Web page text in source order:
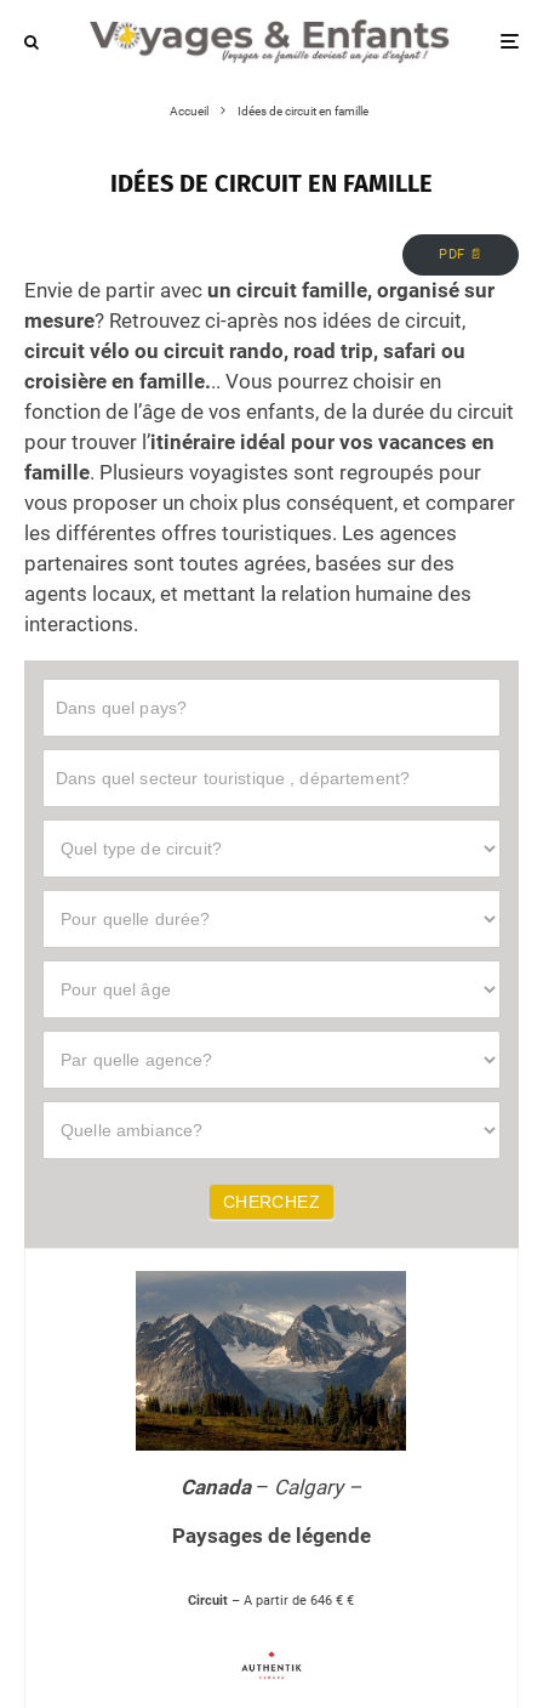
Accueil Idées de circuit en famille
IDÉES DE CIRCUIT EN FAMILLE
PDF 📄
Envie de partir avec un circuit famille, organisé sur
mesure? Retrouvez ci-après nos idées de circuit,
circuit vélo ou circuit rando, road trip, safari ou
croisière en famille... Vous pourrez choisir en
fonction de l’âge de vos enfants, de la durée du circuit
pour trouver l’itinéraire idéal pour vos vacances en
famille. Plusieurs voyagistes sont regroupés pour
vous proposer un choix plus conséquent, et comparer
les différentes offres touristiques. Les agences
partenaires sont toutes agrées, basées sur des
agents locaux, et mettant la relation humaine des
interactions.
D
r
e
A
e
e
CHERCHEZ
Canada– Calgary –
Paysages de légende
Circuit – A partir de 646 € €